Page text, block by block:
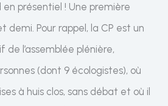
présentiel ! Une première
demi. Pour rappel, la CP est un
l’assemblée plénière,
(dont 9 écologistes), où
à huis clos, sans débat et où il